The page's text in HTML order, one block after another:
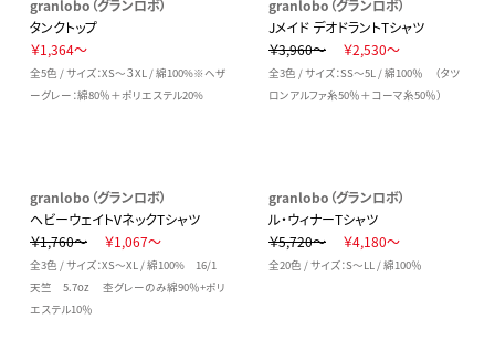
granlobo（グランロボ）
タンクトップ
￥1,364～
全5色 / サイズ：XS～３XL / 綿100%※ヘザ
ーグレー：綿80％＋ポリエステル20%
granlobo（グランロボ）
Jメイド デオドラントTシャツ
￥3,960～
￥2,530～
全3色 / サイズ：SS～5L / 綿100％ （タツ
ロンアルファ糸50％＋コーマ糸50％）
granlobo（グランロボ）
ヘビーウェイトVネックTシャツ
￥1,760～
￥1,067～
全3色 / サイズ：XS～XL / 綿100% 16/1
天竺 5.7oz 杢グレーのみ綿90％+ポリ
エステル10％
granlobo（グランロボ）
ル・ウィナーTシャツ
￥5,720～
￥4,180～
全20色 / サイズ：S～LL / 綿100％